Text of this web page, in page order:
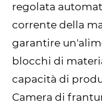
regolata
corrente della
garantire
blocchi di
capacità di
Camera di